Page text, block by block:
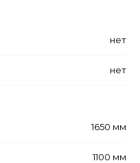
нет
нет
1650 мм
1100 мм